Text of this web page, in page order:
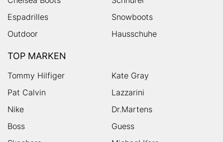
Espadrilles
Snowboots
Outdoor
Hausschuhe
TOP MARKEN
Tommy Hilfiger
Kate Gray
Pat Calvin
Lazzarini
Nike
Dr.Martens
Boss
Guess